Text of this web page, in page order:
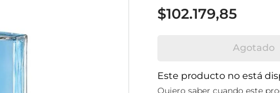
Afeitado
Jabón en
Higiene
$102.179,85
Agotado
Este producto no está
Quiero saber cuando este